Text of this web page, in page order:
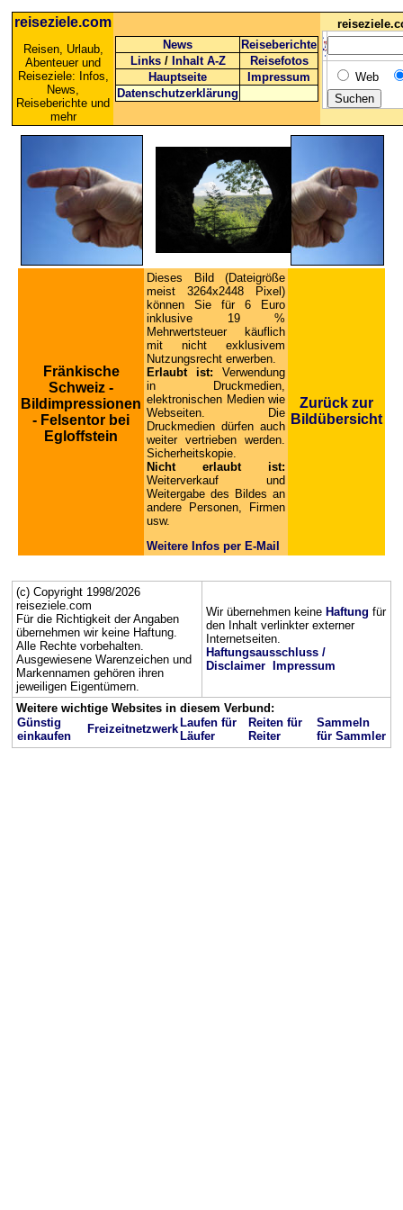
reiseziele.com
Reisen, Urlaub,
Abenteuer und
Reiseziele: Infos,
News,
Reiseberichte und
mehr
News
Reiseberichte
Links / Inhalt A-Z
Reisefotos
Hauptseite
Impressum
Datenschutzerklärung
Web
Fränkische
Schweiz -
Bildimpressionen
- Felsentor bei
Egloffstein
Dieses Bild (Dateigröße
meist 3264x2448 Pixel)
können Sie für 6 Euro
inklusive 19 %
Mehrwertsteuer käuflich
mit nicht exklusivem
Nutzungsrecht erwerben.
Erlaubt ist: Verwendung
in Druckmedien,
elektronischen Medien wie
Webseiten. Die
Druckmedien dürfen auch
weiter vertrieben werden.
Sicherheitskopie.
Nicht erlaubt ist:
Weiterverkauf und
Weitergabe des Bildes an
andere Personen, Firmen
usw.
Weitere Infos per E-Mail
Zurück zur
Bildübersicht
(c) Copyright 1998/2026
reiseziele.com
Für die Richtigkeit der Angaben
übernehmen wir keine Haftung.
Alle Rechte vorbehalten.
Ausgewiesene Warenzeichen und
Markennamen gehören ihren
jeweiligen Eigentümern.
Wir übernehmen keine Haftung für
den Inhalt verlinkter externer
Internetseiten.
Haftungsausschluss /
Disclaimer
Impressum
Weitere wichtige Websites in diesem Verbund:
Günstig
einkaufen
Freizeitnetzwerk Laufen für
Läufer
Reiten für
Reiter
Sammeln
für Sammler